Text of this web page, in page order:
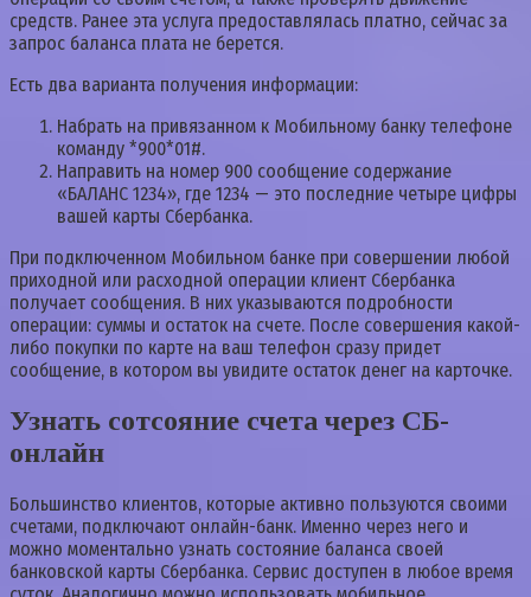
средств. Ранее эта услуга предоставлялась платно, сейчас за
запрос баланса плата не берется.
Есть два варианта получения информации:
Набрать на привязанном к Мобильному банку телефоне
команду *900*01#.
Направить на номер 900 сообщение содержание
«БАЛАНС 1234», где 1234 — это последние четыре цифры
вашей карты Сбербанка.
При подключенном Мобильном банке при совершении любой
приходной или расходной операции клиент Сбербанка
получает сообщения. В них указываются подробности
операции: суммы и остаток на счете. После совершения какой-
либо покупки по карте на ваш телефон сразу придет
сообщение, в котором вы увидите остаток денег на карточке.
Узнать сотсояние счета через СБ-
онлайн
Большинство клиентов, которые активно пользуются своими
счетами, подключают онлайн-банк. Именно через него и
можно моментально узнать состояние баланса своей
банковской карты Сбербанка. Сервис доступен в любое время